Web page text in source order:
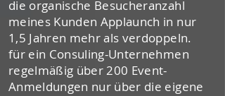
die organische Besucheranzahl
meines Kunden Applaunch in nur
1,5 Jahren mehr als verdoppeln.
für ein Consuling-Unternehmen
regelmäßig über 200 Event-
Anmeldungen nur über die eigene